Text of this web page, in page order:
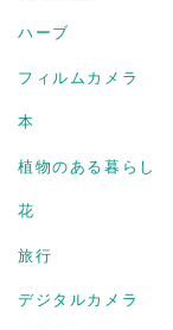
ハーブ
フィルムカメラ
本
植物のある暮らし
花
旅行
デジタルカメラ